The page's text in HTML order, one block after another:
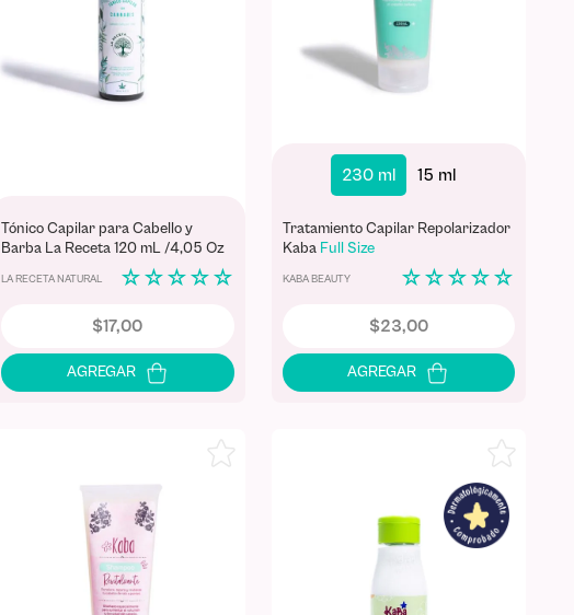
Tónico Capilar para Cabello y
Barba La Receta 120 mL /4,05 Oz
LA RECETA NATURAL ☆ ☆ ☆ ☆ ☆
$17,00
230 ml 15 ml
Tratamiento Capilar Repolarizador
Kaba Full Size
KABA BEAUTY ☆ ☆ ☆ ☆ ☆
$23,00